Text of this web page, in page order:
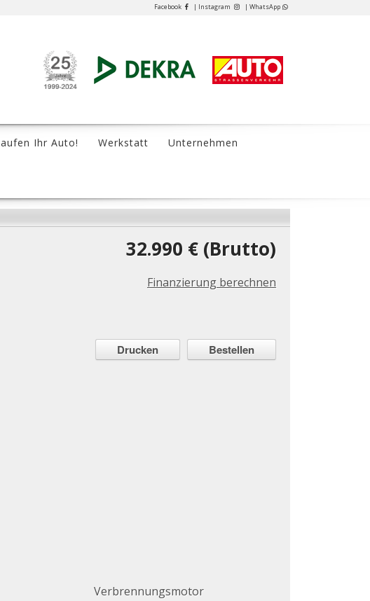
Facebook | Instagram | WhatsApp
Ihr Auto! Werkstatt Unternehmen
32.990 € (Brutto)
Finanzierung berechnen
Drucken Bestellen
Verbrennungsmotor